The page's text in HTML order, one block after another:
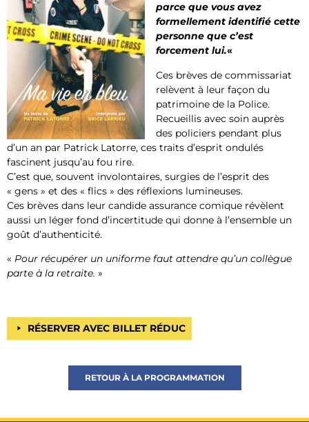
parce que vous avez
formellement identifié cette
personne que c’est
forcement lui.«
Ces brèves de commissariat
relèvent à leur façon du
patrimoine de la Police.
Recueillis avec soin auprès
des policiers pendant plus
d’un an par Patrick Latorre, ces traits d’esprit ondulés
fascinent jusqu’au fou rire.
C’est que, souvent involontaires, surgies de l’esprit des
« gens » et des « flics » des réflexions lumineuses.
Ces brèves dans leur candide assurance comique révèlent
aussi un léger fond d’incertitude qui donne à l’ensemble un
goût d’authenticité.
« Pour récupérer un uniforme faut attendre qu’un collègue
parte à la retraite. »
RÉSERVER AVEC BILLET RÉDUC
RETOUR À LA PROGRAMMATION